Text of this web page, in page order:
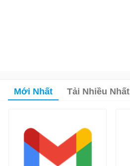
Mới Nhất Tải Nhiều Nhất